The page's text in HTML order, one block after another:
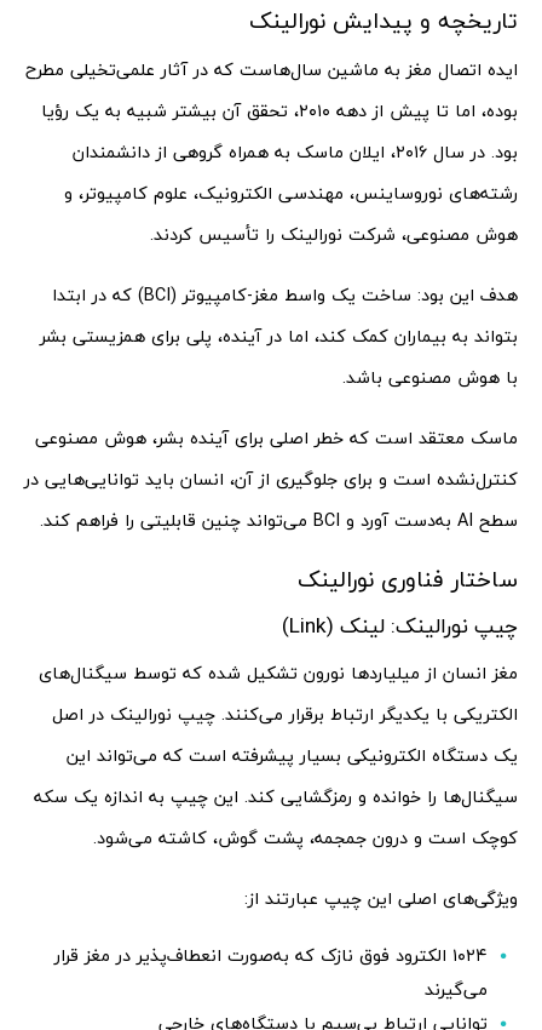
تاریخچه و پیدایش نورالینک
ایده اتصال مغز به ماشین سال‌هاست که در آثار علمی‌تخیلی مطرح
بوده، اما تا پیش از دهه ۲۰۱۰، تحقق آن بیشتر شبیه به یک رؤیا
بود. در سال ۲۰۱۶، ایلان ماسک به همراه گروهی از دانشمندان
رشته‌های نوروساینس، مهندسی الکترونیک، علوم کامپیوتر، و
هوش مصنوعی، شرکت نورالینک را تأسیس کردند.
هدف این بود: ساخت یک واسط مغز-کامپیوتر (BCI) که در ابتدا
بتواند به بیماران کمک کند، اما در آینده، پلی برای همزیستی بشر
با هوش مصنوعی باشد.
ماسک معتقد است که خطر اصلی برای آینده بشر، هوش مصنوعی
کنترل‌نشده است و برای جلوگیری از آن، انسان باید توانایی‌هایی در
سطح AI به‌دست آورد و BCI می‌تواند چنین قابلیتی را فراهم کند.
ساختار فناوری نورالینک
چیپ نورالینک: لینک (Link)
مغز انسان از میلیاردها نورون تشکیل شده که توسط سیگنال‌های
الکتریکی با یکدیگر ارتباط برقرار می‌کنند. چیپ نورالینک در اصل
یک دستگاه الکترونیکی بسیار پیشرفته است که می‌تواند این
سیگنال‌ها را خوانده و رمزگشایی کند. این چیپ به اندازه یک سکه
کوچک است و درون جمجمه، پشت گوش، کاشته می‌شود.
ویژگی‌های اصلی این چیپ عبارتند از:
۱۰۲۴ الکترود فوق نازک که به‌صورت انعطاف‌پذیر در مغز قرار
می‌گیرند
توانایی ارتباط بی‌سیم با دستگاه‌های خارجی